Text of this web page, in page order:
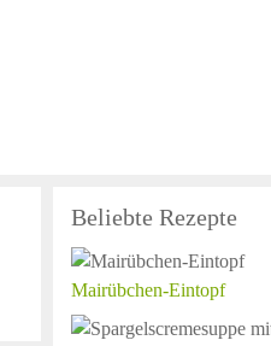
Beliebte Rezepte
Mairübchen-Eintopf